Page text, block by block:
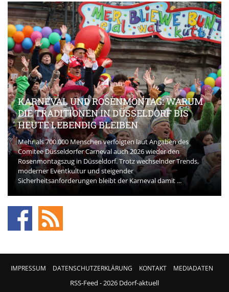
KARNEVAL UND ROSENMONTAG: WARUM
DIE TRADITIONEN IN DÜSSELDORF BIS
HEUTE LEBENDIG BLEIBEN
Mehr als 700.000 Menschen verfolgten laut Angaben des
Comitee Düsseldorfer Carneval auch 2026 wieder den
Rosenmontagszug in Düsseldorf. Trotz wechselnder Trends,
moderner Eventkultur und steigender
Sicherheitsanforderungen bleibt der Karneval damit ...
IMPRESSUM DATENSCHUTZERKLÄRUNG KONTAKT MEDIADATEN
RSS-Feed - 2026 Ddorf-aktuell